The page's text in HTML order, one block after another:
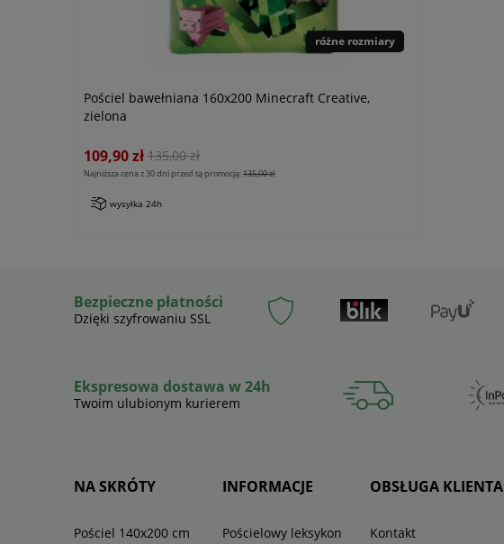
różne rozmiary
Pościel bawełniana 160x200 Minecraft Creative,
zielona
109,90 zł 135,00 zł
Najniższa cena z 30 dni przed tą promocją:135,00 zł
wysyłka 24h
Bezpieczne płatności
Dzięki szyfrowaniu SSL
Ekspresowa dostawa w 24h
Twoim ulubionym kurierem
NA SKRÓTY
Pościel 140x200 cm
INFORMACJE
Pościelowy leksykon
OBSŁUGA KLIENTA
Kontakt